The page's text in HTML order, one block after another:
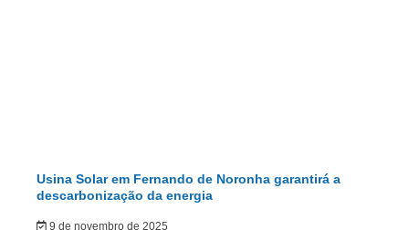
Usina Solar em Fernando de Noronha garantirá a
descarbonização da energia
9 de novembro de 2025